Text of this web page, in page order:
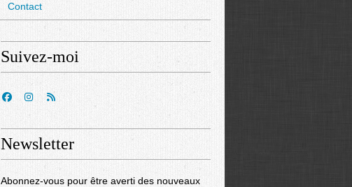
Contact
Suivez-moi
Newsletter
Abonnez-vous pour être averti des nouveaux